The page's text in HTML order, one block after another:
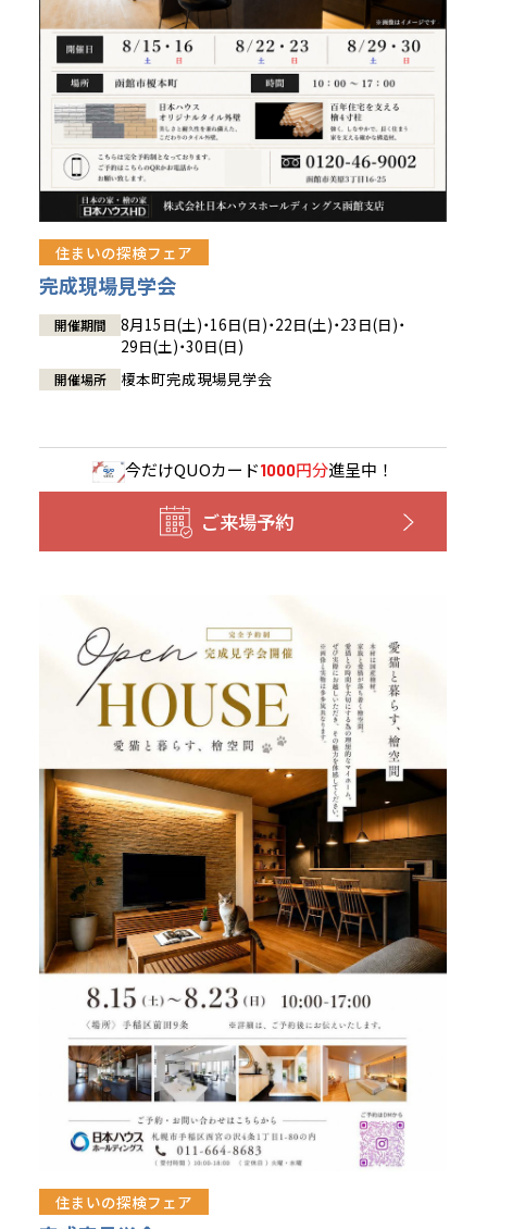
住まいの探検フェア
完成現場見学会
開催期間
8月15日(土)・16日(日)・22日(土)・23日(日)・
29日(土)・30日(日)
開催場所 榎本町完成現場見学会
今だけQUOカード1000円分進呈中！
ご来場予約
住まいの探検フェア